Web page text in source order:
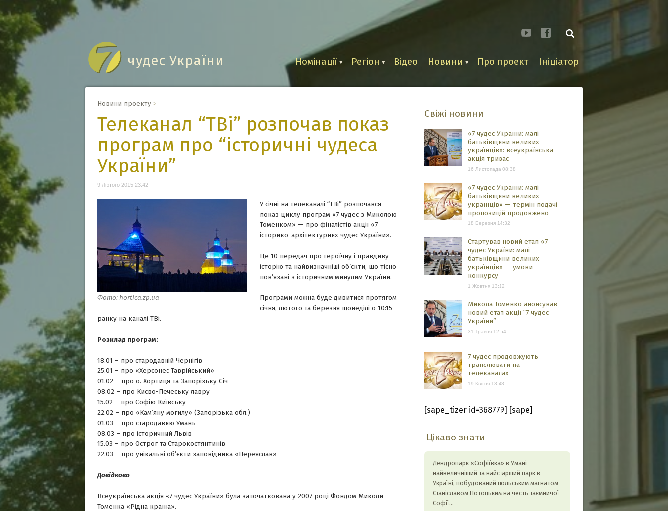
чудес України Номінації Регіон Відео Новини Про проект Ініціатор
Новини проекту >
Телеканал “ТВі” розпочав показ
програм про “історичні чудеса
України”
9 Лютого 2015 23:42
Фото: hortica.zp.ua
У січні на телеканалі “ТВі” розпочався
показ циклу програм «7 чудес з Миколою
Томенком» — про фіналістів акції «7
історико-архітектурних чудес України».
Це 10 передач про героїчну і правдиву
історію та найвизначніші об’єкти, що тісно
пов’язані з історичним минулим України.
Програми можна буде дивитися протягом
січня, лютого та березня щонеділі о 10:15
ранку на каналі ТВі.
Розклад програм:
18.01 – про стародавній Чернігів
25.01 – про «Херсонес Таврійський»
01.02 – про о. Хортиця та Запорізьку Січ
08.02 – про Києво-Печеську лавру
15.02 – про Софію Київську
22.02 – про «Кам’яну могилу» (Запорізька обл.)
01.03 – про стародавню Умань
08.03 – про історичний Львів
15.03 – про Острог та Старокостянтинів
22.03 – про унікальні об’єкти заповідника «Переяслав»
Довідково
Всеукраїнська акція «7 чудес України» була започаткована у 2007 році Фондом Миколи
Томенка «Рідна країна».
Свіжі новини
«7 чудес України: малі
батьківщини великих
українців»: всеукраїнська
акція триває
16 Листопада 08:38
«7 чудес України: малі
батьківщини великих
українців» — термін подачі
пропозицій продовжено
18 Березня 14:32
Стартував новий етап «7
чудес України: малі
батьківщини великих
українців» — умови
конкурсу
1 Жовтня 13:12
Микола Томенко анонсував
новий етап акції “7 чудес
України”
31 Травня 12:54
7 чудес продовжують
транслювати на
телеканалах
19 Квітня 13:48
[sape_tizer id=368779] [sape]
Цікаво знати
Дендропарк «Софіївка» в Умані –
найвеличніший та найстарший парк в
Україні, побудований польським магнатом
Станіславом Потоцьким на честь таємничої
Софії…